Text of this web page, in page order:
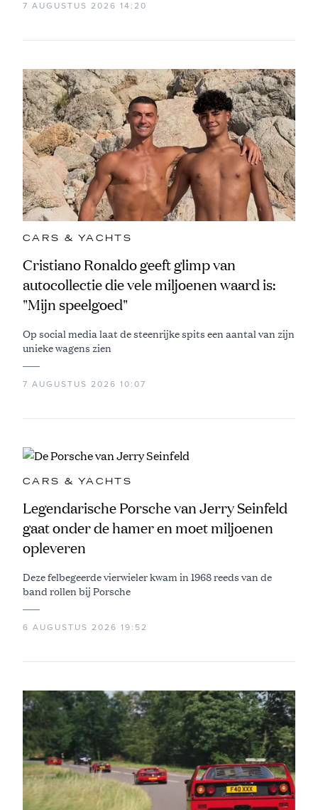
7 AUGUSTUS 2026 14:20
CARS & YACHTS
Cristiano Ronaldo geeft glimp van
autocollectie die vele miljoenen waard is:
"Mijn speelgoed"
Op social media laat de steenrijke spits een aantal van zijn
unieke wagens zien
7 AUGUSTUS 2026 10:07
CARS & YACHTS
Legendarische Porsche van Jerry Seinfeld
gaat onder de hamer en moet miljoenen
opleveren
Deze felbegeerde vierwieler kwam in 1968 reeds van de
band rollen bij Porsche
6 AUGUSTUS 2026 19:52